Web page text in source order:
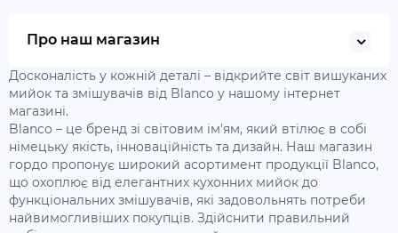
Про наш магазин
Досконалість у кожній деталі – відкрийте світ вишуканих
мийок та змішувачів від Blanco у нашому інтернет
магазині.
Blanco – це бренд зі світовим ім'ям, який втілює в собі
німецьку якість, інноваційність та дизайн. Наш магазин
гордо пропонує широкий асортимент продукції Blanco,
що охоплює від елегантних кухонних мийок до
функціональних змішувачів, які задовольнять потреби
найвимогливіших покупців. Здійснити правильний